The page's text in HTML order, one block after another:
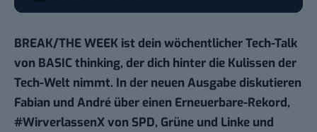
BREAK/THE WEEK ist dein wöchentlicher Tech-Talk
von BASIC thinking, der dich hinter die Kulissen der
Tech-Welt nimmt. In der neuen Ausgabe diskutieren
Fabian und André über einen Erneuerbare-Rekord,
#WirverlassenX von SPD, Grüne und Linke und